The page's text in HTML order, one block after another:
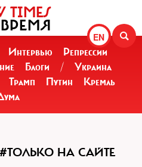
EN
TIMES
Интервью
Репрессии
Блоги /
Украина
Трамп Путин
Кремль
#ТОЛЬКО НА САЙТЕ